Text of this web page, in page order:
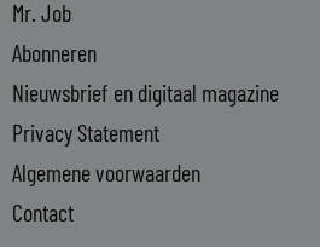
Mr. Job
Abonneren
Nieuwsbrief en digitaal magazine
Privacy Statement
Algemene voorwaarden
Contact